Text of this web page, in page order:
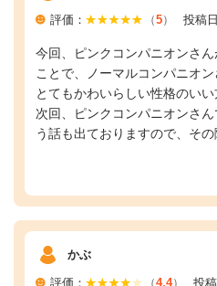
評価： （5） 投稿
今回、ピンクコンパニオンさ
ことで、ノーマルコンパニオン
とてもかわいらしい性格のいい
次回、ピンクコンパニオンさ
う話も出ておりますので、その
かぶ
評価： （4.4） 投